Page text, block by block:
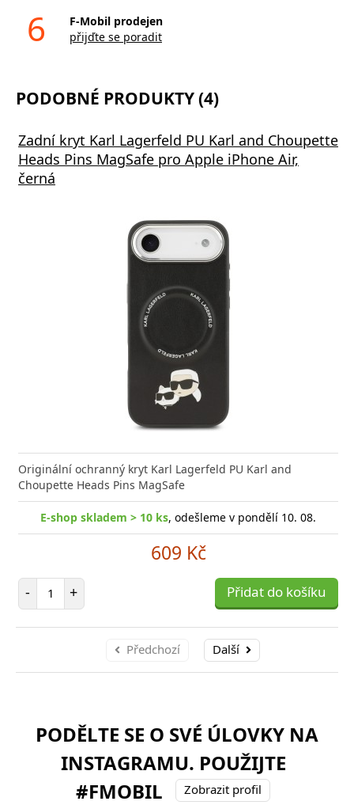
6
F-Mobil prodejen
přijďte se poradit
PODOBNÉ PRODUKTY (4)
Zadní kryt Karl Lagerfeld PU Karl and Choupette
Heads Pins MagSafe pro Apple iPhone Air,
černá
Originální ochranný kryt Karl Lagerfeld PU Karl and
Choupette Heads Pins MagSafe
E-shop skladem > 10 ks, odešleme v pondělí 10. 08.
609 Kč
- Počet položek
+ Přidat do košíku
Předchozí Další
PODĚLTE SE O SVÉ ÚLOVKY NA
INSTAGRAMU. POUŽIJTE
#FMOBIL
Zobrazit profil